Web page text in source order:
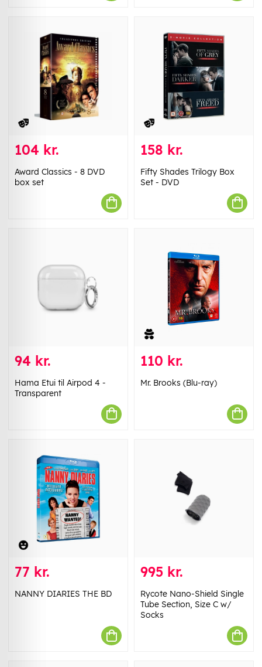
104 kr.
Award Classics - 8 DVD
box set
158 kr.
Fifty Shades Trilogy Box
Set - DVD
94 kr.
Hama Etui til Airpod 4 -
Transparent
110 kr.
Mr. Brooks (Blu-ray)
77 kr.
NANNY DIARIES THE BD
995 kr.
Rycote Nano-Shield Single
Tube Section, Size C w/
Socks